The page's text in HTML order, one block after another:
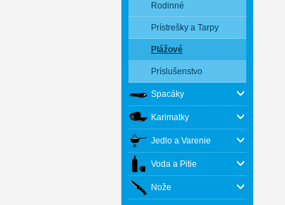
Rodinné
Prístrešky a Tarpy
Plážové
Príslušenstvo
Spacáky
Karimatky
Jedlo a Varenie
Voda a Pitie
Nože